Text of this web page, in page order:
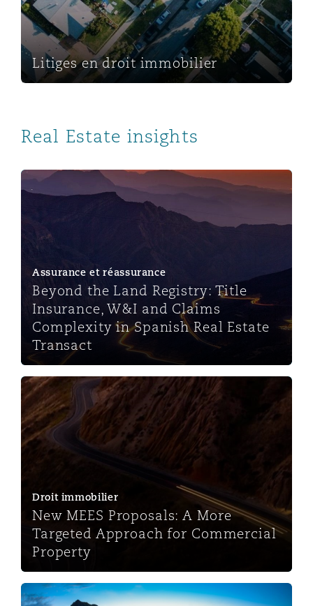
Litiges en droit immobilier
Real Estate insights
Beyond the Land Registry: Title Insurance, W&I and
Assurance et réassurance
Beyond the Land Registry: Title
Insurance, W&I and Claims
Complexity in Spanish Real Estate
Transact
New MEES Proposals: A More Targeted Approach for
Droit immobilier
New MEES Proposals: A More
Targeted Approach for Commercial
Property
Goudman-Peachey v HMRC: Redrawing the